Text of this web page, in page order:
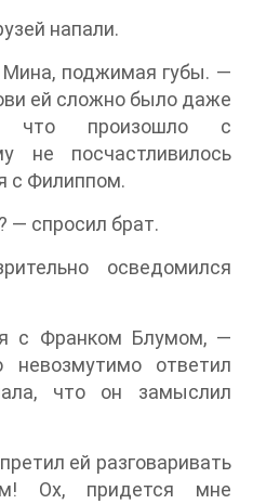
напали.
поджимая губы. —
ей сложно было даже
что произошло с
не посчастливилось
с Филиппом.
— спросил брат.
осведомился
с Франком Блумом, —
невозмутимо ответил
что он замыслил
ей разговаривать
Ох, придется мне